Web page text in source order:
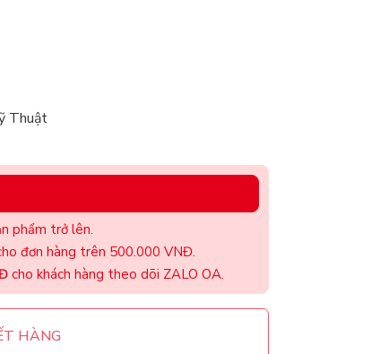
Thuật
phẩm trở lên.
đơn hàng trên 500.000 VNĐ.
cho khách hàng theo dõi ZALO OA.
HÀNG